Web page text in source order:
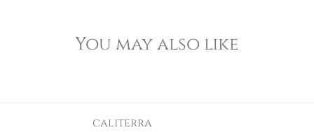
You may also like
caliterra